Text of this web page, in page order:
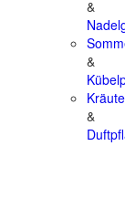
&
&
&